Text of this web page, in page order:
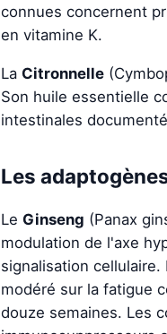
connues concernent
en vitamine K.
La Citronnelle
Son huile essentielle
intestinales
Les
Le Ginseng (Panax
modulation de l'axe
signalisation
modéré sur la fatigue
douze semaines. Les